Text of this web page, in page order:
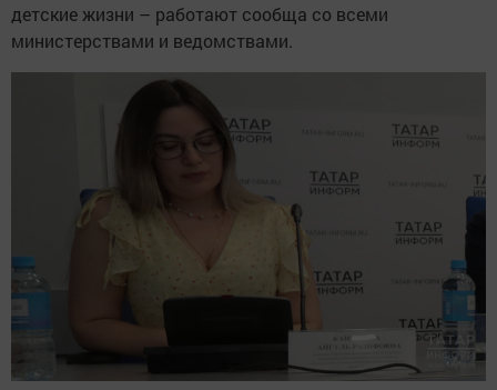
детские жизни – работают сообща со всеми
министерствами и ведомствами.